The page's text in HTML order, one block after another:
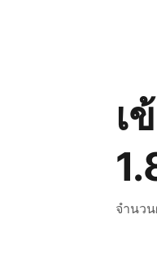
เ
จำนว